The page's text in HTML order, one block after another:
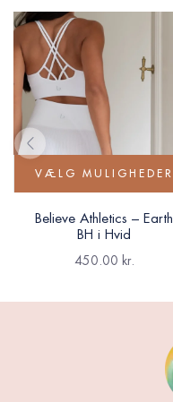
VÆLG MULIGHEDER
Believe Athletics – Earth
BH i Hvid
450.00 kr.